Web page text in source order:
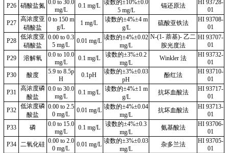
P26
硝酸盐氮 0.0 to 30.0
mg/L
0.1 mg/L 读数的±10%±0.0
5 mg/L
镉还原法
HI 93728-
01
P27
高浓度亚
硝酸盐
0 to 150 m
g/L
1 mg/L 读数的±4%±4 m
g/L
硫酸亚铁法
HI 93708-
01
P28
低浓度亚
硝酸盐
0.00 to 0.3
5 mg/L
0.01 mg/L 读数的±4%±0.02
mg/L
N-(1- 萘基)- 乙二
胺光度法
HI 93707-
01
P29
溶解氧
0.0 to 10.0
mg/L
0.1 mg/L 读数的±3%±0.2
mg/L
Winkler 法
HI 93732-
01
P30
酸度
5.9 to 8.5p
H
0.1pH 读数的±3%±0.03
pH
酚红法
HI 93710-
01
P31
高浓度磷
酸盐
0.0 to 30.0
mg/L
0.1 mg/L 读数的±4%±1 m
g/L
抗坏血酸法
HI 93717-
01
P32
低浓度磷
酸盐
0.00 to 2.5
0 mg/L
0.01 mg/L 读数的±4%±0.04
mg/L
抗坏血酸法
HI 93713-
01
P33
磷
0.0 to 15.0
mg/L
0.1 mg/L 读数的±4%±0.3
mg/L
氨基酸法
HI 93706-
01
P34
二氧化硅 0.00 to 2.0
0 mg/L
0.01 mg/L 读数的±3%±0.03
mg/L
杂多兰法
HI 93705-
01